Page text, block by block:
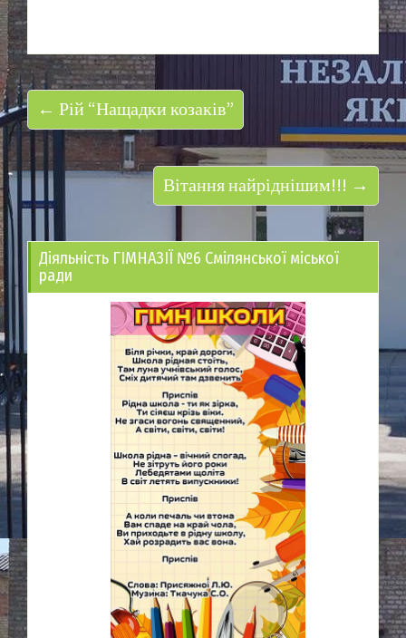
← Рій “Нащадки козаків”
Вітання найріднішим!!! →
Діяльність ГІМНАЗІЇ №6 Смілянської міської
ради